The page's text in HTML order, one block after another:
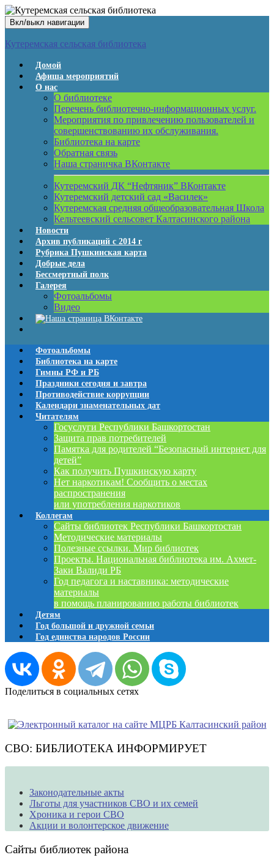
Вкл/выкл навигации
Кутеремская сельская библиотека
Домой
Афиша мероприятий
О нас
О библиотеке
Перечень библиотечно-информационных услуг.
Мероприятия по привлечению пользователей и
совершенствованию их обслуживания.
Библиотека на карте
Обратная связь
Наша страничка ВКонтакте
Кутеремский ДК “Нефтяник” ВКонтакте
Кутеремский детский сад «Василек»
Кутеремская средняя общеобразовательная Школа
Кельтеевский сельсовет Калтасинского района
Новости
Архив публикаций с 2014 г
Рубрика Пушкинская карта
Добрые дела
Бессмертный полк
Галерея
Фотоальбомы
Видео
Фотоальбомы
Библиотека на карте
Гимны РФ и РБ
Праздники сегодня и завтра
Противодействие коррупции
Календари знаменательных дат
Читателям
Госуслуги Республики Башкортостан
Защита прав потребителей
Памятка для родителей “Безопасный интернет для
детей”
Как получить Пушкинскую карту
Нет наркотикам! Сообщить о местах
распространения
или употребления наркотиков
Коллегам
Сайты библиотек Республики Башкортостан
Методические материалы
Полезные ссылки. Мир библиотек
Проекты. Национальная библиотека им. Ахмет-
Заки Валиди РБ
Год педагога и наставника: методические
материалы
в помощь планированию работы библиотек
Детям
Год большой и дружной семьи
Год единства народов России
Поделиться в социальных сетях
СВО: БИБЛИОТЕКА ИНФОРМИРУЕТ
Законодательные акты
Льготы для участников СВО и их семей
Хроника и герои СВО
Акции и волонтерское движение
Сайты библиотек района